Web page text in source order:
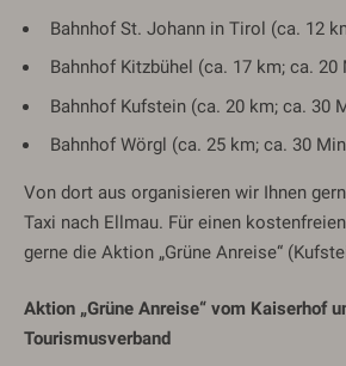
Bahnhof St. Johann in Tirol (ca. 12
Bahnhof Kitzbühel (ca. 17 km; ca. 20
Bahnhof Kufstein (ca. 20 km; ca. 30
Bahnhof Wörgl (ca. 25 km; ca. 30
Von dort aus organisieren wir Ihnen
Taxi nach Ellmau. Für einen
gerne die Aktion „Grüne Anreise“
Aktion „Grüne Anreise“ vom Kaiserhof
Tourismusverband